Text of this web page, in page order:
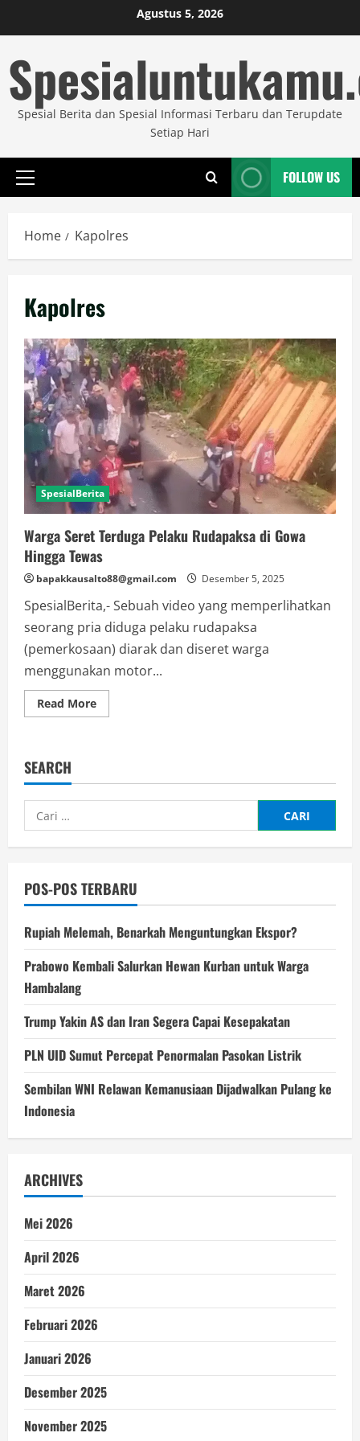
to
Agustus 5, 2026
Spesial Berita dan Spesial Informasi Terbaru dan Terupdate
Setiap Hari
Primary
FOLLOW US
Home Kapolres
Kapolres
SpesialBerita
Warga Seret Terduga Pelaku Rudapaksa di Gowa
Hingga Tewas
bapakkausalto88@gmail.com Desember 5, 2025
SpesialBerita,- Sebuah video yang memperlihatkan
seorang pria diduga pelaku rudapaksa
(pemerkosaan) diarak dan diseret warga
menggunakan motor...
Read MoreRead
more
Rudapaksa
Gowa
Tewas
SEARCH
Cari
untuk:
POS-POS TERBARU
Rupiah Melemah, Benarkah Menguntungkan Ekspor?
Prabowo Kembali Salurkan Hewan Kurban untuk Warga
Hambalang
Trump Yakin AS dan Iran Segera Capai Kesepakatan
PLN UID Sumut Percepat Penormalan Pasokan Listrik
Sembilan WNI Relawan Kemanusiaan Dijadwalkan Pulang ke
Indonesia
ARCHIVES
Mei 2026
April 2026
Maret 2026
Februari 2026
Januari 2026
Desember 2025
November 2025